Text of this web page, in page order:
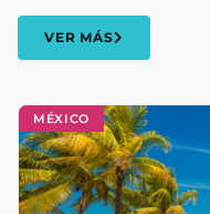
MÉXICO
VER MÁS